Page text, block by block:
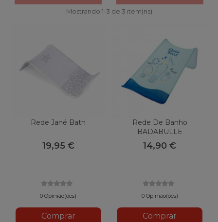
Mostrando 1-3 de 3 item(ns)
Rede Jané Bath
19,95 €
0 Opinião(ões)
Comprar
Rede De Banho
BADABULLE
14,90 €
0 Opinião(ões)
Comprar